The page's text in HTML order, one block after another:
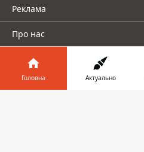
Реклама
Про нас
Головна Актуально